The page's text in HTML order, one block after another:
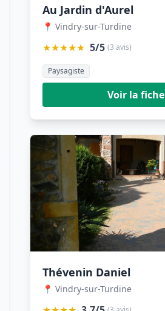
Au Jardin d'Aurel
📍 Vindry-sur-Turdine
★★★★★ 5/5 (3 avis)
Paysagiste
Voir la fiche
Thévenin Daniel
📍 Vindry-sur-Turdine